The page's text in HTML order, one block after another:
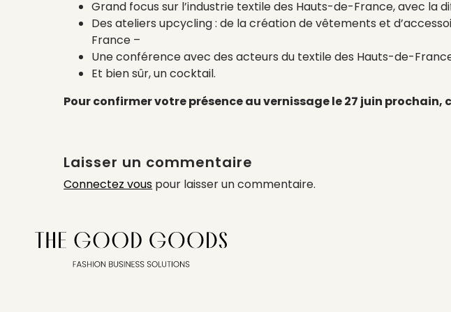
Grand focus sur l’industrie textile des Hauts-de-France, avec la
Des ateliers upcycling : de la création de vêtements et
France –
Une conférence avec des acteurs du textile des Hauts-de-
Et bien sûr, un cocktail.
Pour confirmer votre présence au vernissage le 27 juin prochain,
Laisser un commentaire
Connectez vous pour laisser un commentaire.